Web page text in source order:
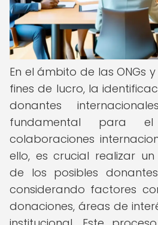
En el ámbito de las ONGs
fines de lucro, la
donantes
fundamental para
colaboraciones
ello, es crucial realizar
de los posibles
considerando factores
donaciones, áreas de